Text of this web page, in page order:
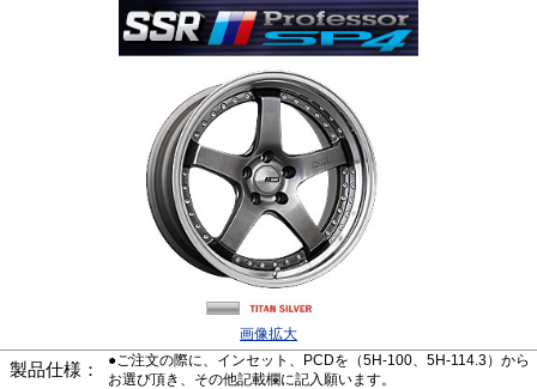
画像拡大
製品仕様：
●ご注文の際に、インセット、PCDを（5H-100、5H-114.3）から
お選び頂き、その他記載欄に記入願います。